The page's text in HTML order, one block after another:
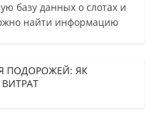
базу данных о слотах и
найти информацию
ПОДОРОЖЕЙ: ЯК